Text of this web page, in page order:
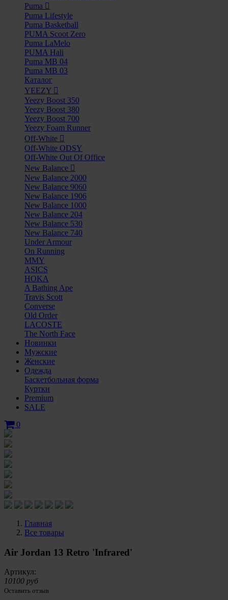
Puma
Puma Lifestyle
Puma Basketball
PUMA Scoot Zero
Puma LaMelo
PUMA Hali
Puma MB 04
Puma MB 03
Каталог
YEEZY
Yeezy Boost 350
Yeezy Boost 380
Yeezy Boost 700
Yeezy Foam Runner
Off-White
Off-White ODSY
Off-White Out Of Office
New Balance
New Balance 2000
New Balance 9060
New Balance 1906
New Balance 1000
New Balance 204
New Balance 530
New Balance 740
Under Armour
On Running
MMY
ASICS
HOKA
A Bathing Ape
Travis Scott
Converse
Old Order
LACOSTE
The North Face
Новинки
Мужские
Женские
Одежда
Баскетбольная форма
Куртки
Premium
SALE
0
Главная
Все товары
Air Jordan 13 Retro 'Infrared'
Артикул:
10100 руб
Оставить отзыв